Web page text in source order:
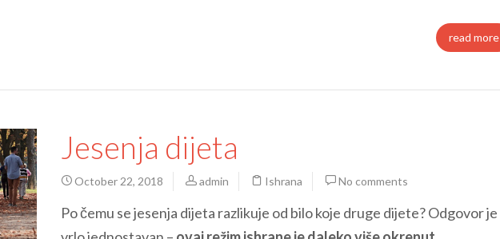
read more
Jesenja dijeta
October 22, 2018 admin Ishrana No comments
Po čemu se jesenja dijeta razlikuje od bilo koje druge dijete? Odgovor je